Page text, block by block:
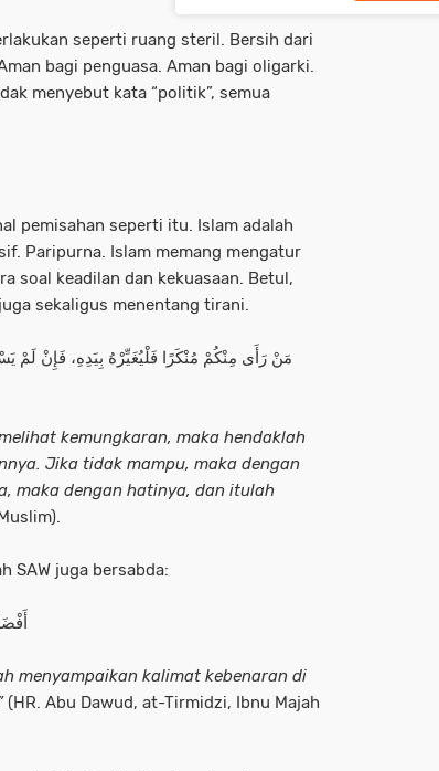
seperti ruang steril. Bersih dari
bagi penguasa. Aman bagi oligarki.
menyebut kata “politik”, semua
pemisahan seperti itu. Islam adalah
Paripurna. Islam memang mengatur
soal keadilan dan kekuasaan. Betul,
sekaligus menentang tirani.
مَنْ رَأَى مِنْكُمْ مُنْكَرًا فَلْيُغَيِّرْهُ بِيَدِهِ، فَإِنْ لَمْ
kemungkaran, maka hendaklah
Jika tidak mampu, maka dengan
maka dengan hatinya, dan itulah
SAW juga bersabda:
menyampaikan kalimat kebenaran di
(HR. Abu Dawud, at-Tirmidzi, Ibnu Majah